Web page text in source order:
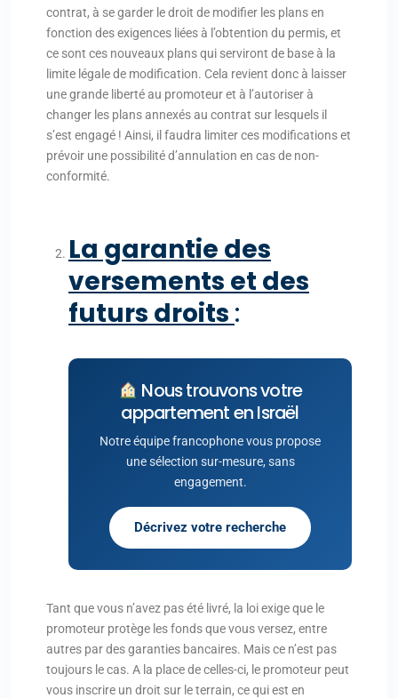
contrat, à se garder le droit de modifier les plans en
fonction des exigences liées à l’obtention du permis, et
ce sont ces nouveaux plans qui serviront de base à la
limite légale de modification. Cela revient donc à laisser
une grande liberté au promoteur et à l’autoriser à
changer les plans annexés au contrat sur lesquels il
s’est engagé ! Ainsi, il faudra limiter ces modifications et
prévoir une possibilité d’annulation en cas de non-
conformité.
La garantie des
versements et des
futurs droits :
Nous trouvons votre
appartement en Israël
Notre équipe francophone vous propose
une sélection sur-mesure, sans
engagement.
Décrivez votre recherche
Tant que vous n’avez pas été livré, la loi exige que le
promoteur protège les fonds que vous versez, entre
autres par des garanties bancaires. Mais ce n’est pas
toujours le cas. A la place de celles-ci, le promoteur peut
vous inscrire un droit sur le terrain, ce qui est en